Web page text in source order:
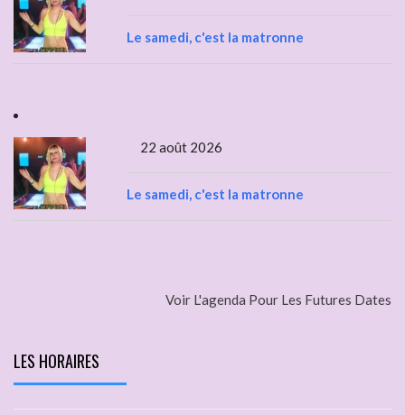
Le samedi, c'est la matronne
22 août 2026
Le samedi, c'est la matronne
Voir L'agenda Pour Les Futures Dates
LES HORAIRES